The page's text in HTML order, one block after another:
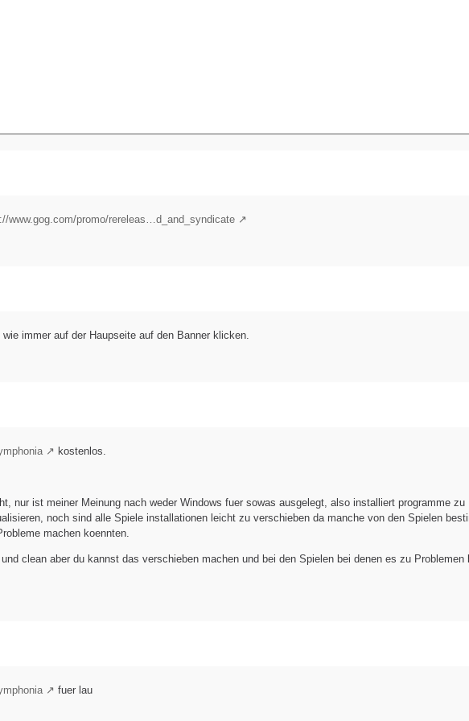
www.gog.com/promo/rereleas…d_and_syndicate
immer auf der Haupseite auf den Banner klicken.
kostenlos.
nur ist meiner Meinung nach weder Windows fuer sowas ausgelegt, also installiert programme zu
noch sind alle Spiele installationen leicht zu verschieben da manche von den Spielen
machen koennten.
clean aber du kannst das verschieben machen und bei den Spielen bei denen es zu Problemen
fuer lau